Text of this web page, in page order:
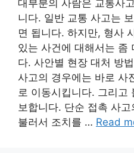
대부분의 사람은 교통사
니다. 일반 교통 사고는
면 됩니다. 하지만, 형사
있는 사건에 대해서는 좀
다. 사안별 현장 대처 방
사고의 경우에는 바로 사
로 이동시킵니다. 그리고
보합니다. 단순 접촉 사
불러서 조치를 … Read